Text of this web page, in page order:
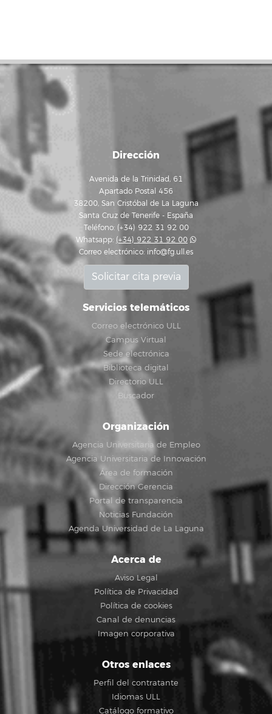
Dirección
Avenida de la Trinidad, 61
Apartado Postal 456
38200, San Cristóbal de La Laguna
Santa Cruz de Tenerife - España
Teléfono: (+34) 922 31 92 00
Whatsapp: (+34) 922 31 92 00
Correo electrónico: info@fg.ull.es
Solicitar cita previa
Servicios telemáticos
Correo electrónico ULL
Campus Virtual
Sede electrónica
Biblioteca digital
Directorio ULL
Buscador
Organización
Agencia Universitaria de Empleo
Agencia Universitaria de Innovación
Área de formación
Dirección Gerencia
Portal de transparencia
Noticias Fundación
Agenda Universidad de La Laguna
Acerca de
Aviso Legal
Política de Privacidad
Política de cookies
Canal de denuncias
Imagen corporativa
Otros enlaces
Perfil del contratante
Idiomas ULL
Catálogo formativo